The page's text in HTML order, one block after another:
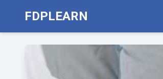
FDPLEARN